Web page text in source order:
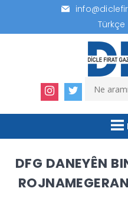
Türkçe
DFG DANEYÊN